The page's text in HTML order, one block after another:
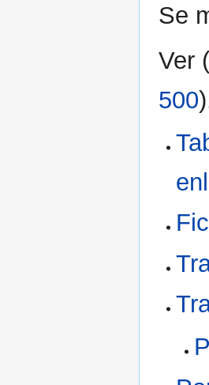
Se
Ver (
500